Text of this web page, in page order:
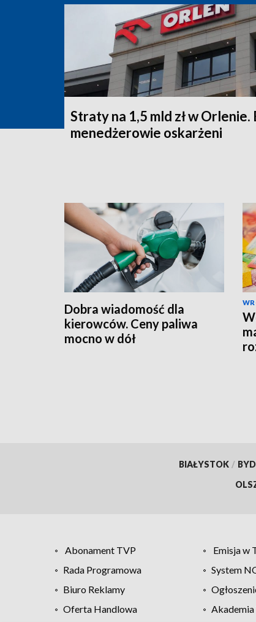
Straty na 1,5 mld zł w Orlenie.
menedżerowie oskarżeni
Dobra wiadomość dla
kierowców. Ceny paliwa
mocno w dół
BIAŁYSTOK /
Abonament TVP Emisja w
Rada Programowa
System
Biuro Reklamy
Oferta Handlowa